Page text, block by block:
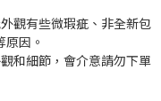
觀有些微瑕疵、非全新包
因。
和細節，會介意請勿下單